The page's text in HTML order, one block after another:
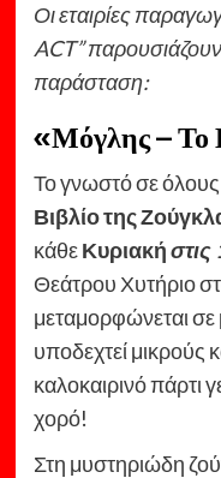
Οι εταιρίες
ACT”παρουσιάζουν
παράσταση:
«Μόγλης – Το
Το γνωστό σε
Βιβλίο της
κάθεΚυριακήστις
Θεάτρου Χυτήριο
μεταμορφώνεται σε
υποδεχτεί μικρούς
καλοκαιρινό πάρτι
χορό!
Στη μυστηριώδη